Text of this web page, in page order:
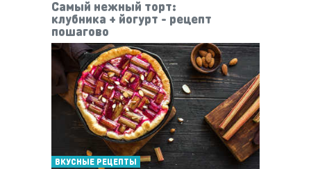
Самый нежный торт:
клубника + йогурт - рецепт
пошагово
ВКУСНЫЕ РЕЦЕПТЫ